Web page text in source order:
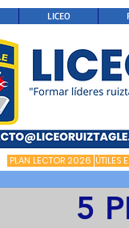
LICEO
PLAN LECTOR 2026 ÚTILES
5